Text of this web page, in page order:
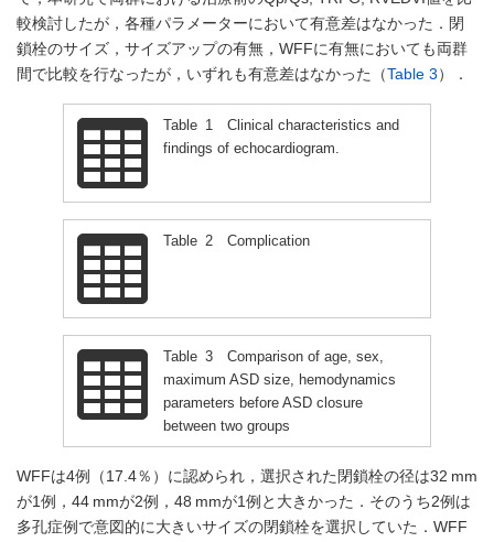
較検討したが，各種パラメーターにおいて有意差はなかった．閉
鎖栓のサイズ，サイズアップの有無，WFFに有無においても両群
間で比較を行なったが，いずれも有意差はなかった（Table 3）．
Table 1 Clinical characteristics and
findings of echocardiogram.
Table 2 Complication
Table 3 Comparison of age, sex,
maximum ASD size, hemodynamics
parameters before ASD closure
between two groups
WFFは4例（17.4％）に認められ，選択された閉鎖栓の径は32 mm
が1例，44 mmが2例，48 mmが1例と大きかった．そのうち2例は
多孔症例で意図的に大きいサイズの閉鎖栓を選択していた．WFF